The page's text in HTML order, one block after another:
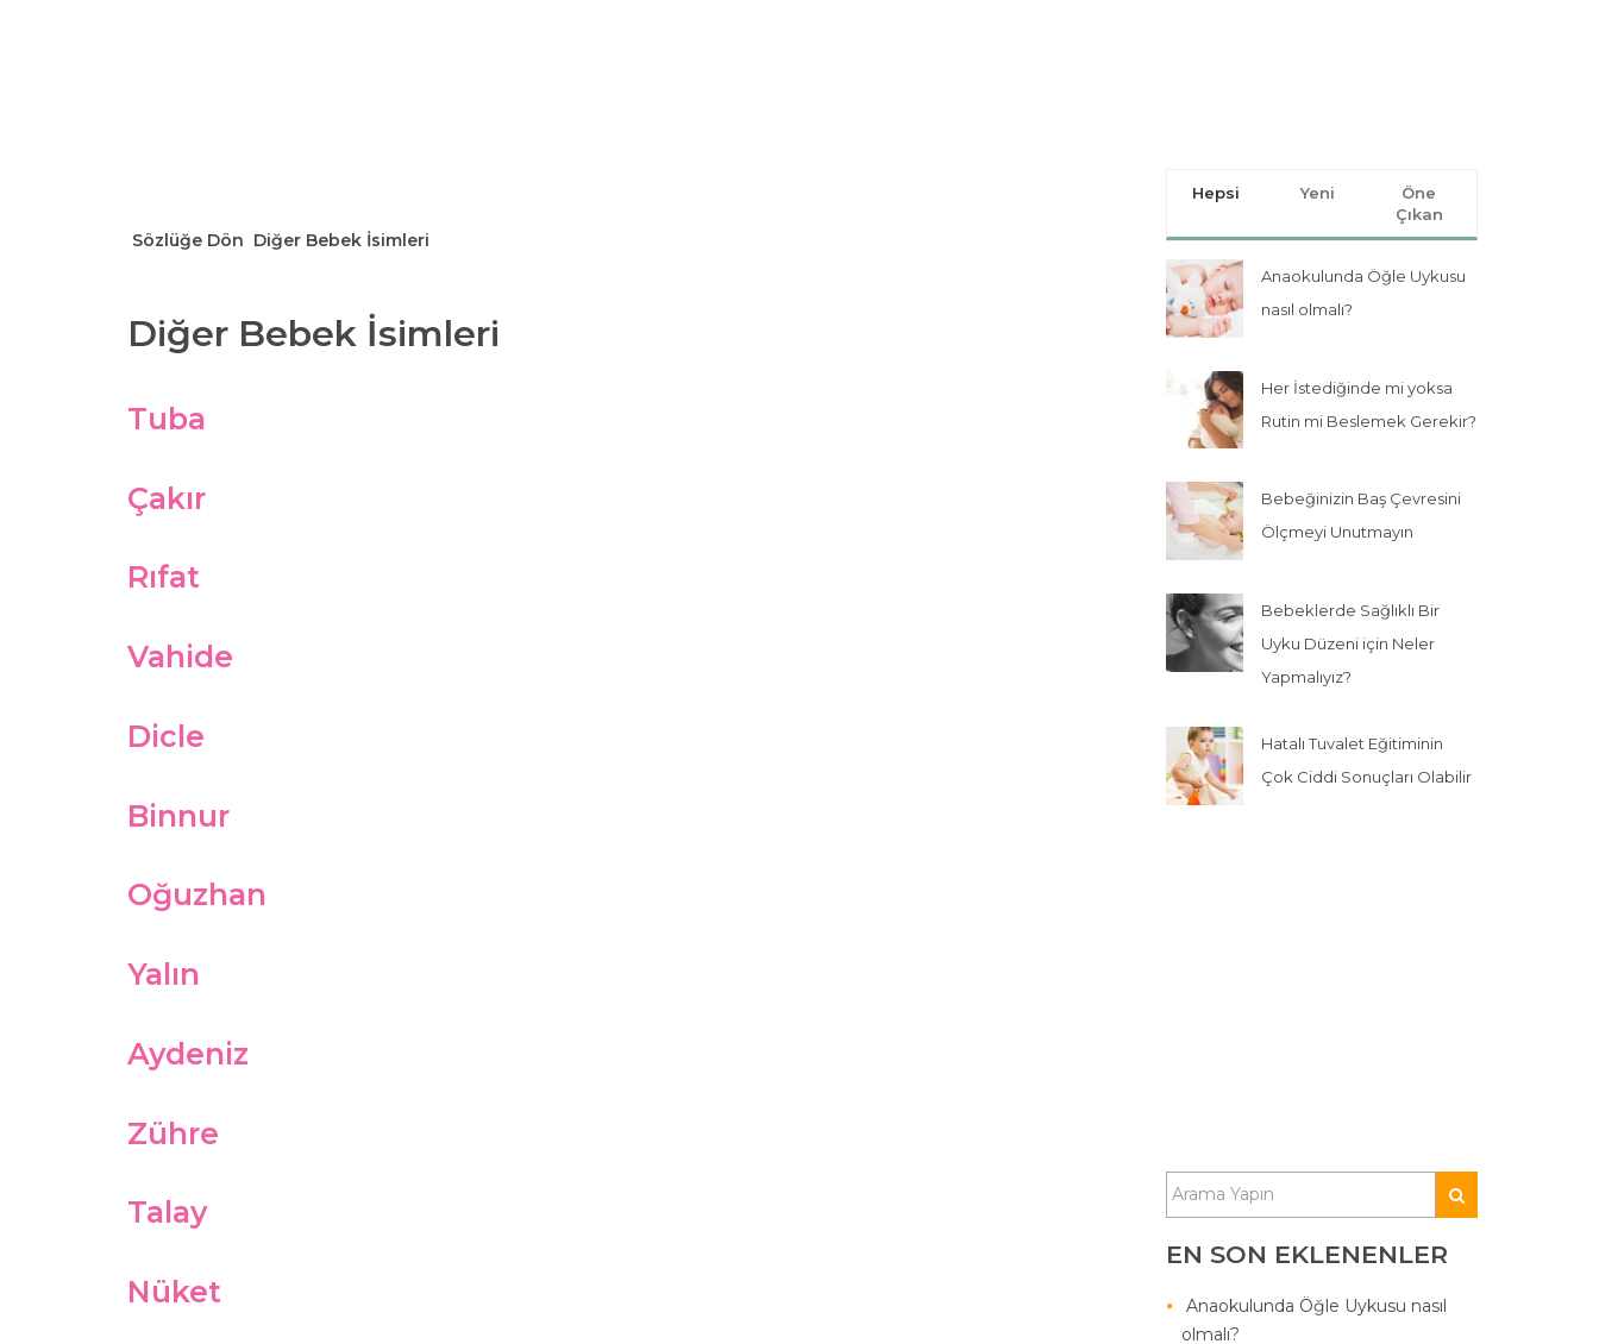
Sözlüğe Dön Diğer Bebek İsimleri
Diğer Bebek İsimleri
Tuba
Çakır
Rıfat
Vahide
Dicle
Binnur
Oğuzhan
Yalın
Aydeniz
Zühre
Talay
Nüket
Hepsi Yeni
Öne
Çıkan
Anaokulunda Öğle Uykusu
nasıl olmalı?
Her İstediğinde mi yoksa
Rutin mi Beslemek Gerekir?
Bebeğinizin Baş Çevresini
Ölçmeyi Unutmayın
Bebeklerde Sağlıklı Bir
Uyku Düzeni için Neler
Yapmalıyız?
Hatalı Tuvalet Eğitiminin
Çok Ciddi Sonuçları Olabilir
EN SON EKLENENLER
Anaokulunda Öğle Uykusu nasıl
olmalı?